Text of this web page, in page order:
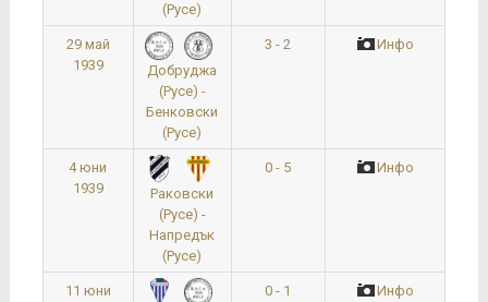
(Русе)
29 май
1939
Добруджа
(Русе) -
Бенковски
(Русе)
3 - 2 Инфо
4 юни
1939
Раковски
(Русе) -
Напредък
(Русе)
0 - 5 Инфо
11 юни
0 - 1 Инфо